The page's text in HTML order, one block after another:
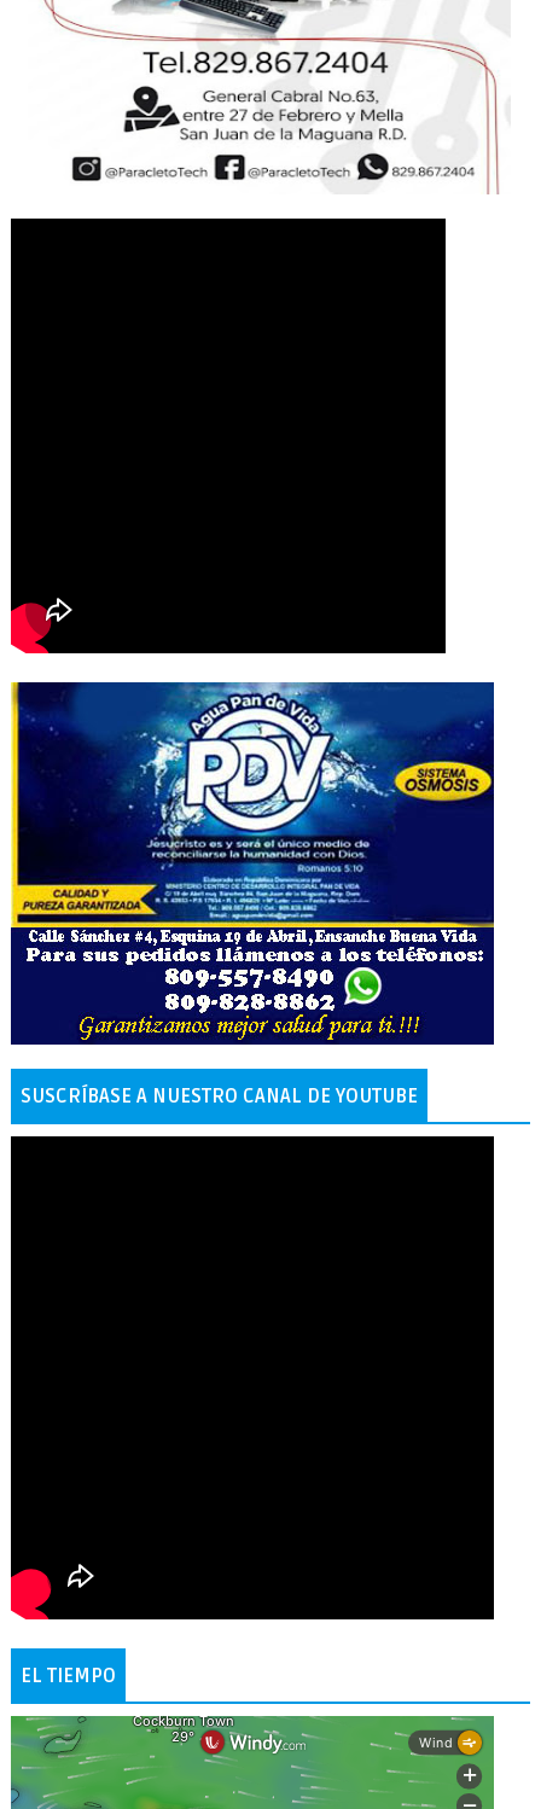
SUSCRÍBASE A NUESTRO CANAL DE YOUTUBE
EL TIEMPO